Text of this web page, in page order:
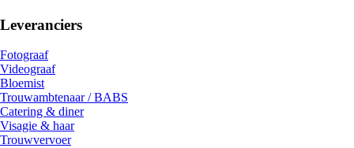
Leveranciers
Fotograaf
Videograaf
Bloemist
Trouwambtenaar / BABS
Catering & diner
Visagie & haar
Trouwvervoer